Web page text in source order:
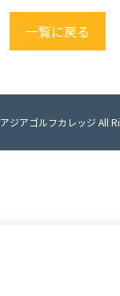
一覧に戻る
アジアゴルフカレッジ All